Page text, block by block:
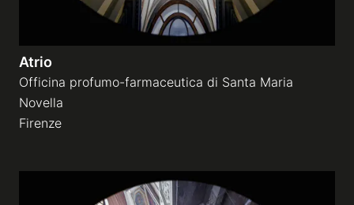
Atrio
Officina profumo-farmaceutica di Santa Maria
Novella
Firenze